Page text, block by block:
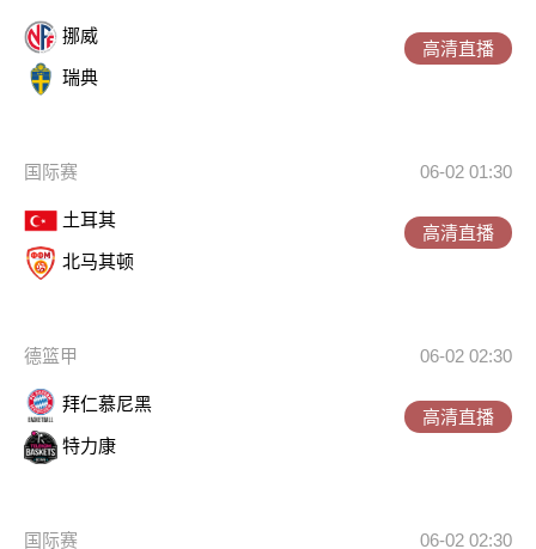
挪威
瑞典
高清直播
国际赛 06-02 01:30
土耳其
北马其顿
高清直播
德篮甲 06-02 02:30
拜仁慕尼黑
特力康
高清直播
国际赛 06-02 02:30